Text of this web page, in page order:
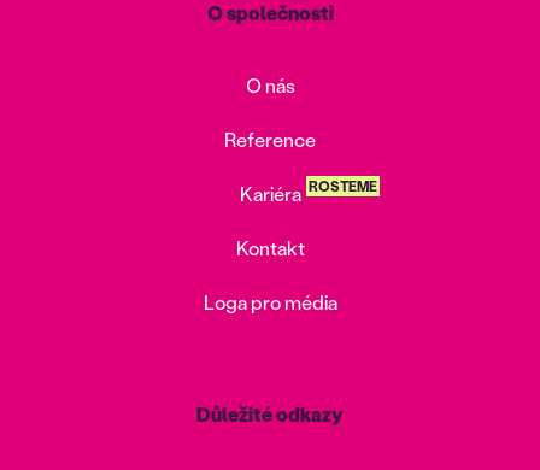
O společnosti
O nás
Reference
Kariéra ROSTEME
Kontakt
Loga pro média
Důležité odkazy